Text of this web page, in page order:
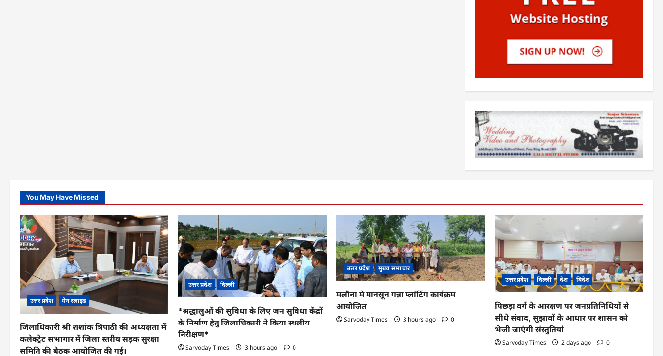
You May Have Missed
उत्तर प्रदेश मेन स्लाइड
जिलाधिकारी श्री शशांक त्रिपाठी की अध्यक्षता में
कलेक्ट्रेट सभागार में जिला स्तरीय सड़क सुरक्षा
समिति की बैठक आयोजित की गई।
उत्तर प्रदेश दिल्ली
*श्रद्धालुओं की सुविधा के लिए जन सुविधा केंद्रों
के निर्माण हेतु जिलाधिकारी ने किया स्थलीय
निरीक्षण*
Sarvoday Times 3 hours ago 0
उत्तर प्रदेश मुख्य समाचार
मलौना में मानसून गन्ना प्लांटिंग कार्यक्रम
आयोजित
Sarvoday Times 3 hours ago 0
उत्तर प्रदेश दिल्ली देश विदेश
पिछड़ा वर्ग के आरक्षण पर जनप्रतिनिधियों से
सीधे संवाद, सुझावों के आधार पर शासन को
भेजी जाएंगी संस्तुतियां
Sarvoday Times 2 days ago 0